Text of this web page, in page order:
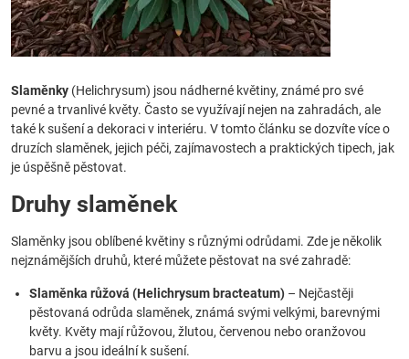
Slaměnky (Helichrysum) jsou nádherné květiny, známé pro své
pevné a trvanlivé květy. Často se využívají nejen na zahradách, ale
také k sušení a dekoraci v interiéru. V tomto článku se dozvíte více o
druzích slaměnek, jejich péči, zajímavostech a praktických tipech, jak
je úspěšně pěstovat.
Druhy slaměnek
Slaměnky jsou oblíbené květiny s různými odrůdami. Zde je několik
nejznámějších druhů, které můžete pěstovat na své zahradě:
Slaměnka růžová (Helichrysum bracteatum) – Nejčastěji
pěstovaná odrůda slaměnek, známá svými velkými, barevnými
květy. Květy mají růžovou, žlutou, červenou nebo oranžovou
barvu a jsou ideální k sušení.